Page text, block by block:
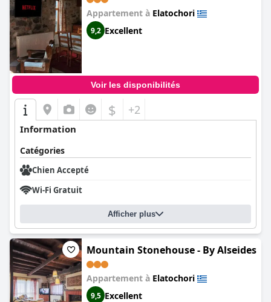
Appartement à Elatochori
9,2 Excellent
Voir les disponibilités
$ +2
Information
Catégories
Chien Accepté
Wi-Fi Gratuit
Afficher plus
Mountain Stonehouse - By Alseides
Appartement à Elatochori
9,5 Excellent